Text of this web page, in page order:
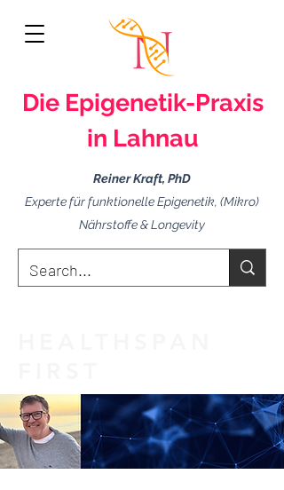
Die Epigenetik-Praxis
in Lahnau
Reiner Kraft, PhD
Experte für funktionelle Epigenetik, (Mikro)
Nährstoffe & Longevity